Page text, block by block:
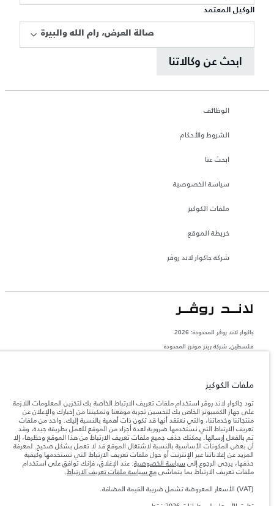
الوكيل المعتمد
صالة العرض، رام الله والبيرة
ابحث عن وكالاتنا
الوظائف
الشروط والأحكام
ابحث عنا
سياسة الخصوصية
ملفات الكوكيز
خريطة الموقع
شركة جاكوار لاند روڤر
جاكوار لاند روڨر المحدودة: 2026
فلسطين, شركة ريتز موترز المحدودة
والحمولة.
المعلومات والمواصفات والأسعار والألوان المذكورة على هذا الموقع قد تختلف من بلد إلى
آخر، كما أنّها قد تتغير بدون إشعار مسبق. الرجاء التواصل مع وكيلنا المحلي للتأكد من توفّرها
والتحقق من الأسعار.
ملاحظة مهمة حول الصور والمواصفات. إن النقص العالمي في أشباه الموصلات يؤثر حاليًا
في مواصفات تصميم السيارات وتوفر الخيارات وتوقيتات التصاميم. هذا ظرف ديناميكي
للغاية، ونتيجة لذلك، قد لا تمثّل الصور المستخدَمة ضمن موقع الويب حاليًا المواصفات الحالية
بالكامل بالنسبة إلى الميزات والخيارات والحلية ومجموعات الألوان. يرجى استشارة وكيلك الذي
سيتمكّن من تأكيد أي تقييدات حالية معك للسماح لك باتخاذ قرار مدروس
الأرقام المقدمة هي نتيجة لاختبارات المصنع الرسمية وفقاً لتشريعات الاتحاد الأوروبي. قد
ملفات الكوكيز
تود جاكوار لاند روڤر استخدام ملفات تعريف الارتباط الخاصة بك لتخزين المعلومات اللازمة
على جهاز الكمبيوتر الخاص بك لتحسين تجربة موقعنا وتمكيننا من إخبارك والإعلان عن
منتجاتنا وخدماتنا، والتي نعتقد أنها قد تكون ذات أهمية بالنسبة إليك. واحد من ملفات
تعريف الارتباط التي نستخدمها ضرورية لعدة أجزاء من الموقع للعمل بطريقة جيدة، وقد
تم بالفعل إرسالها. يمكنك حذف جميع ملفات تعريف الارتباط من هذا الموقع وحظرها، إلا
أن بعض المكونات الأساسية بالنسبة لاشتغال الموقع قد لا تعمل بشكل صحيح. لمعرفة
المزيد عن إعلاناتنا عبر الإنترنت أو حول ملفات تعريف الارتباط التي نستخدمها وكيفية
حذفها، يرجى الرجوع إلى سياسة الخصوصية. عند الإغلاق، فإنك توافق على استخدام
ملفات تعريف الارتباط بما يتماشىمع سياسة ملفات تعريف الارتباط.
(VAT) الأسعار المعروضة تشمل ضريبة القيمة المضافة.